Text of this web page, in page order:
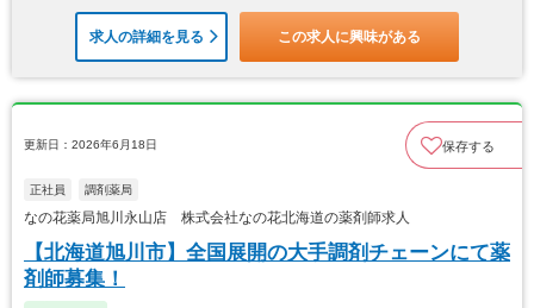
求人の詳細を見る この求人に興味がある
更新日：2026年6月18日 保存する
正社員 調剤薬局
なの花薬局旭川永山店 株式会社なの花北海道の薬剤師求人
【北海道旭川市】全国展開の大手調剤チェーンにて薬
剤師募集！